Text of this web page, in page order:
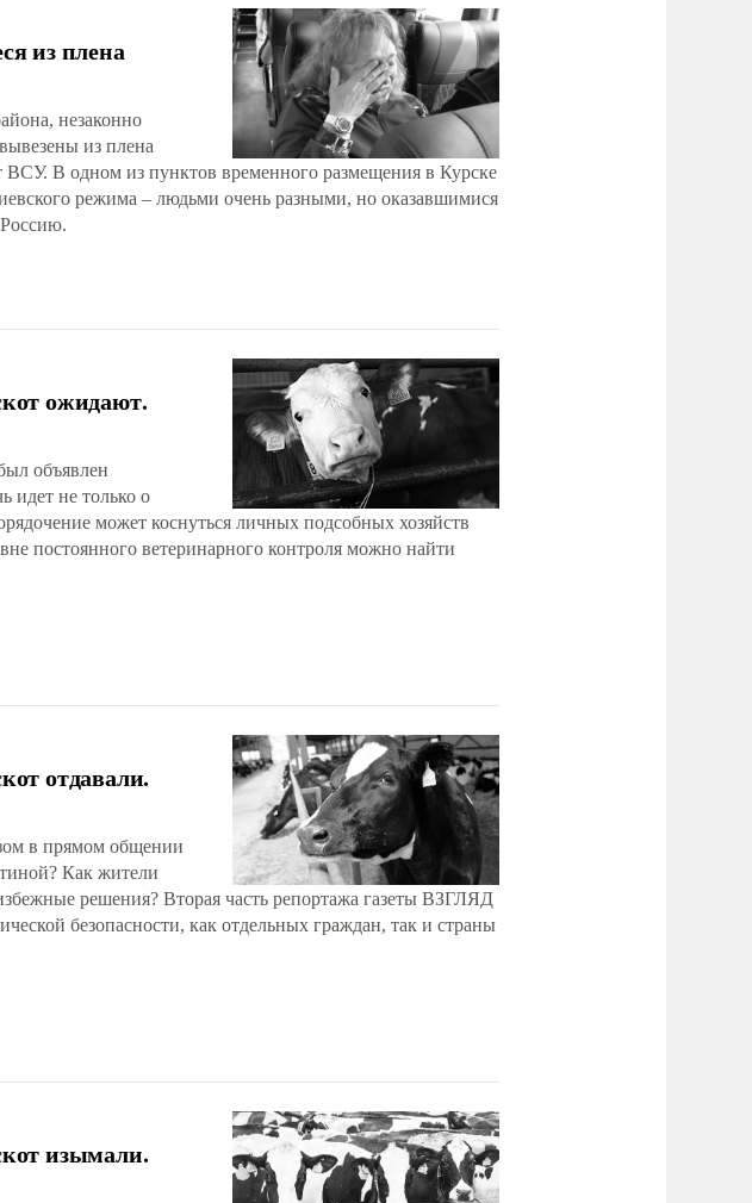
из плена
незаконно
из плена
ВСУ. В одном из пунктов временного размещения в Курске
режима – людьми очень разными, но оказавшимися
ожидают.
объявлен
идет не только о
может коснуться личных подсобных хозяйств
постоянного ветеринарного контроля можно найти
отдавали.
в прямом общении
Как жители
решения? Вторая часть репортажа газеты ВЗГЛЯД
безопасности, как отдельных граждан, так и страны
изымали.